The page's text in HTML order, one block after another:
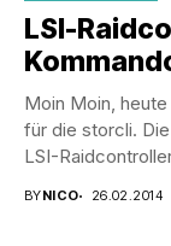
LSI-
Moin Moin,
für die storcli.
LSI-
BYNICO 26.02.2014